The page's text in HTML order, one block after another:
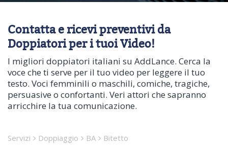
Contatta e ricevi preventivi da
Doppiatori per i tuoi Video!
I migliori doppiatori italiani su AddLance. Cerca la
voce che ti serve per il tuo video per leggere il tuo
testo. Voci femminili o maschili, comiche, tragiche,
persuasive o confortanti. Veri attori che sapranno
arricchire la tua comunicazione.
Servizi Doppiaggio BA Bitetto